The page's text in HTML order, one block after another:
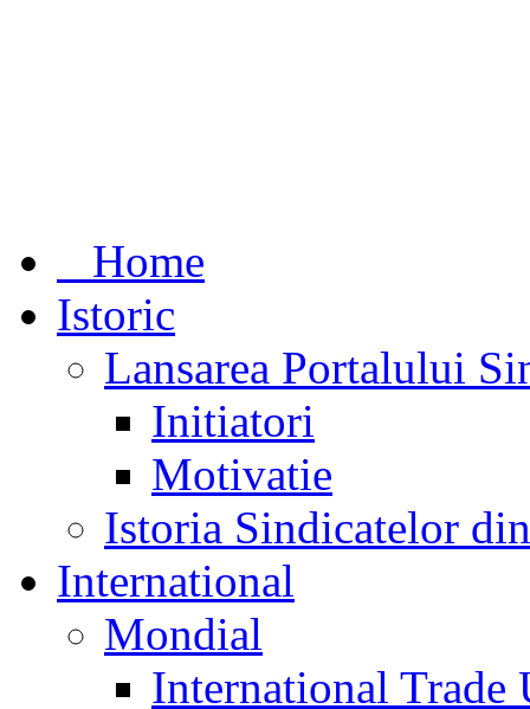
Home
Istoric
Lansarea Portalului
Initiatori
Motivatie
Istoria Sindicatelor
International
Mondial
International Trade